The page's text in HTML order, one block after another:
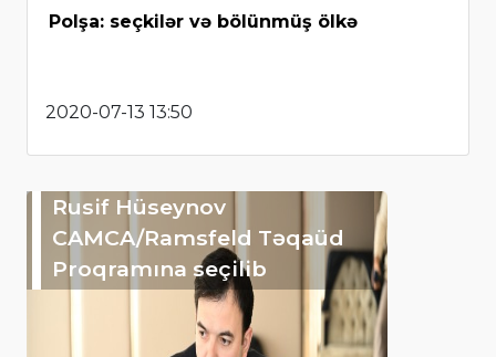
Polşa: seçkilər və bölünmüş ölkə
2020-07-13 13:50
Rusif Hüseynov
CAMCA/Ramsfeld Təqaüd
Proqramına seçilib